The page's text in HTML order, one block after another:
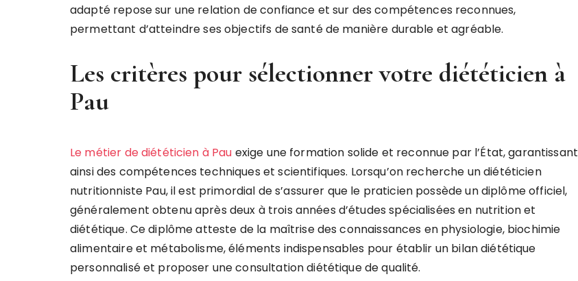
adapté repose sur une relation de confiance et sur des compétences reconnues,
permettant d’atteindre ses objectifs de santé de manière durable et agréable.
Les critères pour sélectionner votre diététicien à
Pau
Le métier de diététicien à Pau exige une formation solide et reconnue par l’État, garantissant
ainsi des compétences techniques et scientifiques. Lorsqu’on recherche un diététicien
nutritionniste Pau, il est primordial de s’assurer que le praticien possède un diplôme officiel,
généralement obtenu après deux à trois années d’études spécialisées en nutrition et
diététique. Ce diplôme atteste de la maîtrise des connaissances en physiologie, biochimie
alimentaire et métabolisme, éléments indispensables pour établir un bilan diététique
personnalisé et proposer une consultation diététique de qualité.